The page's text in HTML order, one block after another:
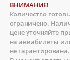
ВНИМАНИЕ!
Количество
ограничено.
цене уточняйте
на авиабилеты
не гарантирована.